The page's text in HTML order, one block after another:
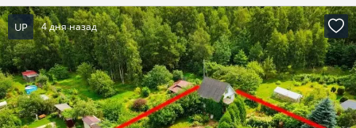
UP 4 дня назад